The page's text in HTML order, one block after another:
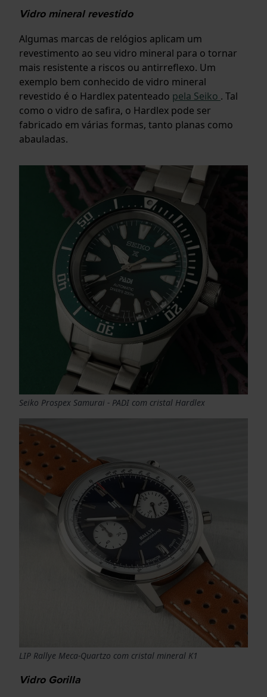
Vidro mineral revestido
Algumas marcas de relógios aplicam um
revestimento ao seu vidro mineral para o tornar
mais resistente a riscos ou antirreflexo. Um
exemplo bem conhecido de vidro mineral
revestido é o Hardlex patenteado pela Seiko . Tal
como o vidro de safira, o Hardlex pode ser
fabricado em várias formas, tanto planas como
abauladas.
Seiko Prospex Samurai - PADI com cristal Hardlex
LIP Rallye Meca-Quartzo com cristal mineral K1
Vidro Gorilla